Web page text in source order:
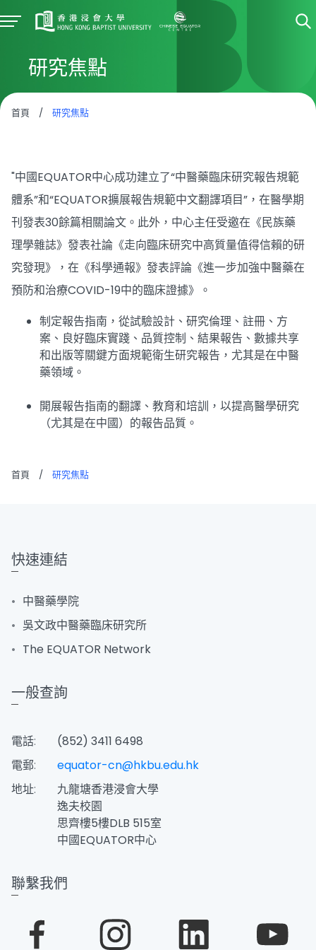
研究焦點
首頁 / 研究焦點
"中國EQUATOR中心成功建立了“中醫藥臨床研究報告規範
體系”和“EQUATOR擴展報告規範中文翻譯項目”，在醫學期
刊發表30餘篇相關論文。此外，中心主任受邀在《民族藥
理學雜誌》發表社論《走向臨床研究中高質量值得信賴的研
究發現》，在《科學通報》發表評論《進一步加強中醫藥在
預防和治療COVID-19中的臨床證據》。
制定報告指南，從試驗設計、研究倫理、註冊、方
案、良好臨床實踐、品質控制、結果報告、數據共享
和出版等關鍵方面規範衛生研究報告，尤其是在中醫
藥領域。
開展報告指南的翻譯、教育和培訓，以提高醫學研究
（尤其是在中國）的報告品質。
首頁 / 研究焦點
快速連結
中醫藥學院
吳文政中醫藥臨床研究所
The EQUATOR Network
一般查詢
電話:
(852) 3411 6498
電郵:
equator-cn@hkbu.edu.hk
地址:
九龍塘香港浸會大學
逸夫校園
思齊樓5樓DLB 515室
中國EQUATOR中心
聯繫我們